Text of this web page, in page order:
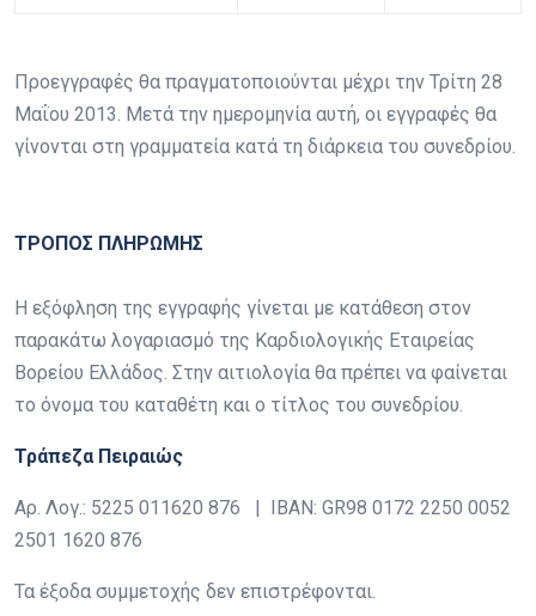
Προεγγραφές θα πραγματοποιούνται μέχρι την Τρίτη 28
Μαΐου 2013. Μετά την ημερομηνία αυτή, οι εγγραφές θα
γίνονται στη γραμματεία κατά τη διάρκεια του συνεδρίου.
ΤΡΟΠΟΣ ΠΛΗΡΩΜΗΣ
Η εξόφληση της εγγραφής γίνεται με κατάθεση στον
παρακάτω λογαριασμό της Καρδιολογικής Εταιρείας
Βορείου Ελλάδος. Στην αιτιολογία θα πρέπει να φαίνεται
το όνομα του καταθέτη και ο τίτλος του συνεδρίου.
Τράπεζα Πειραιώς
Αρ. Λογ.: 5225 011620 876 | IBAN: GR98 0172 2250 0052
2501 1620 876
Τα έξοδα συμμετοχής δεν επιστρέφονται.